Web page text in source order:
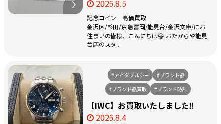
2026.8.5
記念コイン 高価買取
金沢区/杉田/京急富岡/能見台/金沢文庫/にお
住まいの皆様、こんにちは😃 おたからや能見
台店のスタ...
#アイダブルシー
#ブランド品
#ブランド品買取
#ブランド時計
【IWC】お買取いたしました‼️
2026.8.4